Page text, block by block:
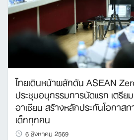
ไทยเดินหน้าผลักดัน ASEAN
ประชุมอนุกรรมการนัดแรก เตรี
อาเซียน สร้างหลักประกันโอกาส
เด็กทุกคน
6 สิงหาคม 2569